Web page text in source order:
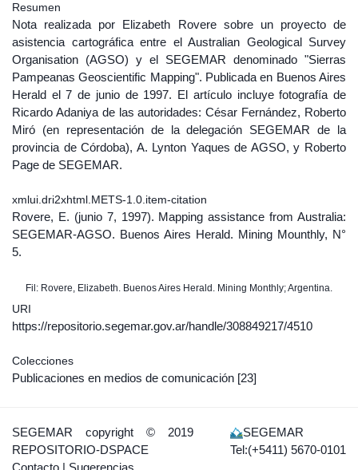
Resumen
Nota realizada por Elizabeth Rovere sobre un proyecto de
asistencia cartográfica entre el Australian Geological Survey
Organisation (AGSO) y el SEGEMAR denominado "Sierras
Pampeanas Geoscientific Mapping". Publicada en Buenos Aires
Herald el 7 de junio de 1997. El artículo incluye fotografía de
Ricardo Adaniya de las autoridades: César Fernández, Roberto
Miró (en representación de la delegación SEGEMAR de la
provincia de Córdoba), A. Lynton Yaques de AGSO, y Roberto
Page de SEGEMAR.
xmlui.dri2xhtml.METS-1.0.item-citation
Rovere, E. (junio 7, 1997). Mapping assistance from Australia:
SEGEMAR-AGSO. Buenos Aires Herald. Mining Mounthly, N°
5.
Fil: Rovere, Elizabeth. Buenos Aires Herald. Mining Monthly; Argentina.
URI
https://repositorio.segemar.gov.ar/handle/308849217/4510
Colecciones
Publicaciones en medios de comunicación [23]
SEGEMAR copyright © 2019
REPOSITORIO-DSPACE
SEGEMAR
Tel:(+5411) 5670-0101